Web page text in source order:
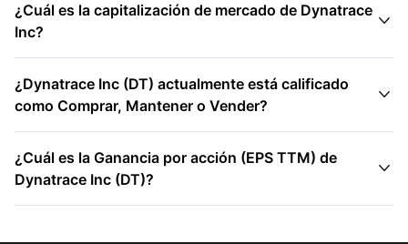
¿Cuál es la capitalización de mercado de Dynatrace
Inc?

¿Dynatrace Inc (DT) actualmente está calificado
como Comprar, Mantener o Vender?

¿Cuál es la Ganancia por acción (EPS TTM) de
Dynatrace Inc (DT)?
